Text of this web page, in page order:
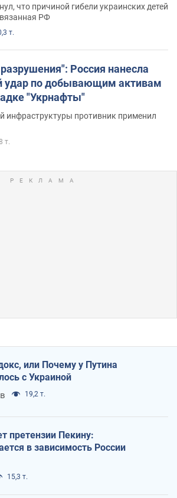
что причиной гибели украинских детей
РФ
т.
Россия нанесла
удар по добывающим активам
"Укрнафты"
противник применил
т.
или Почему у Путина
с Украиной
19,2 т.
претензии Пекину:
в зависимость России
15,3 т.